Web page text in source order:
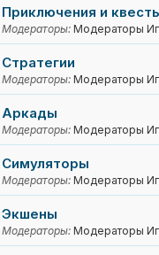
Приключения и
Модераторы: Модераторы
Стратегии
Модераторы: Модераторы
Аркады
Модераторы: Модераторы
Симуляторы
Модераторы: Модераторы
Экшены
Модераторы: Модераторы